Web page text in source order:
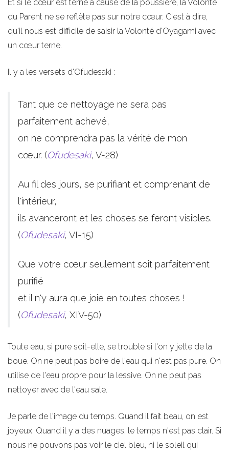
Et si le cœur est terne à cause de la poussière, la Volonté
du Parent ne se reflète pas sur notre cœur. C'est à dire,
qu'il nous est difficile de saisir la Volonté d'Oyagami avec
un cœur terne.
Il y a les versets d'Ofudesaki :
Tant que ce nettoyage ne sera pas
parfaitement achevé,
on ne comprendra pas la vérité de mon
cœur. (Ofudesaki, V-28)
Au fil des jours, se purifiant et comprenant de
l'intérieur,
ils avanceront et les choses se feront visibles.
(Ofudesaki, VI-15)
Que votre cœur seulement soit parfaitement
purifié
et il n'y aura que joie en toutes choses !
(Ofudesaki, XIV-50)
Toute eau, si pure soit-elle, se trouble si l'on y jette de la
boue. On ne peut pas boire de l'eau qui n'est pas pure. On
utilise de l'eau propre pour la lessive. On ne peut pas
nettoyer avec de l'eau sale.
Je parle de l'image du temps. Quand il fait beau, on est
joyeux. Quand il y a des nuages, le temps n'est pas clair. Si
nous ne pouvons pas voir le ciel bleu, ni le soleil qui